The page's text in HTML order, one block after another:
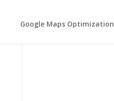
Google Maps Optimization